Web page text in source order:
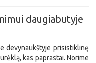
daugiabutyje
devynaukštyje prisistiklinę
kas paprastai. Norime